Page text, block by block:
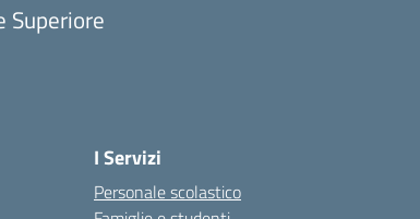
Superiore
I Servizi
Personale scolastico